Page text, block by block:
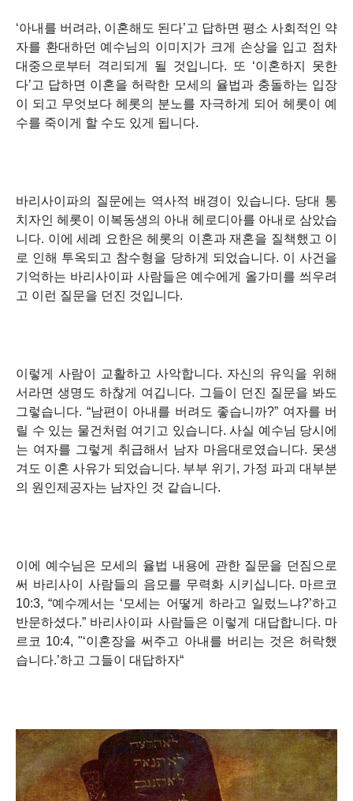
‘아내를 버려라, 이혼해도 된다’고 답하면 평소 사회적인 약
자를 환대하던 예수님의 이미지가 크게 손상을 입고 점차
대중으로부터 격리되게 될 것입니다. 또 ‘이혼하지 못한
다’고 답하면 이혼을 허락한 모세의 율법과 충돌하는 입장
이 되고 무엇보다 헤롯의 분노를 자극하게 되어 헤롯이 예
수를 죽이게 할 수도 있게 됩니다.
바리사이파의 질문에는 역사적 배경이 있습니다. 당대 통
치자인 헤롯이 이복동생의 아내 헤로디아를 아내로 삼았습
니다. 이에 세례 요한은 헤롯의 이혼과 재혼을 질책했고 이
로 인해 투옥되고 참수형을 당하게 되었습니다. 이 사건을
기억하는 바리사이파 사람들은 예수에게 올가미를 씌우려
고 이런 질문을 던진 것입니다.
이렇게 사람이 교활하고 사악합니다. 자신의 유익을 위해
서라면 생명도 하찮게 여깁니다. 그들이 던진 질문을 봐도
그렇습니다. “남편이 아내를 버려도 좋습니까?” 여자를 버
릴 수 있는 물건처럼 여기고 있습니다. 사실 예수님 당시에
는 여자를 그렇게 취급해서 남자 마음대로였습니다. 못생
겨도 이혼 사유가 되었습니다. 부부 위기, 가정 파괴 대부분
의 원인제공자는 남자인 것 같습니다.
이에 예수님은 모세의 율법 내용에 관한 질문을 던짐으로
써 바리사이 사람들의 음모를 무력화 시키십니다. 마르코
10:3, “예수께서는 ‘모세는 어떻게 하라고 일렀느냐?’하고
반문하셨다.” 바리사이파 사람들은 이렇게 대답합니다. 마
르코 10:4, "‘이혼장을 써주고 아내를 버리는 것은 허락했
습니다.’하고 그들이 대답하자“